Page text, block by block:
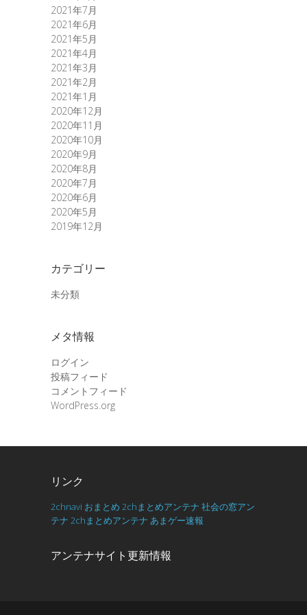
2021年7月
2021年6月
2021年5月
2021年4月
2021年3月
2021年2月
2021年1月
2020年12月
2020年11月
2020年10月
2020年9月
2020年8月
2020年7月
2020年6月
2020年5月
2019年12月
カテゴリー
未分類
メタ情報
ログイン
投稿フィード
コメントフィード
WordPress.org
リンク
2chnavi おまとめ 2chまとめアンテナ 社会の窓アン
テナ 2chまとめアンテナ あまゲー速報
アンテナサイト更新情報